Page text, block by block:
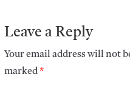
Leave a Reply
Your email address will not
marked*